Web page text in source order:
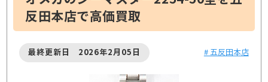
反田本店で高価買取
最終更新日 2026年2月05日 # 五反田本店